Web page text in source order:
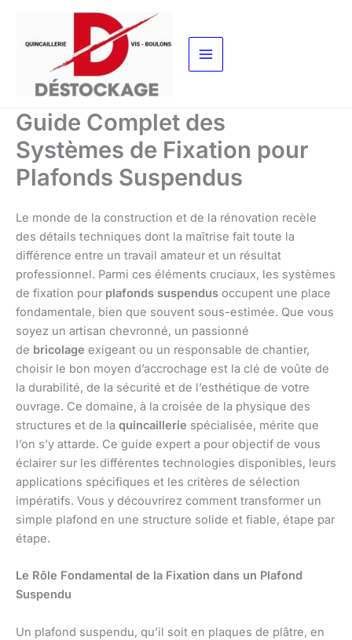
contenu
Guide Complet des
Systèmes de Fixation pour
Plafonds Suspendus
Le monde de la construction et de la rénovation recèle
des détails techniques dont la maîtrise fait toute la
différence entre un travail amateur et un résultat
professionnel. Parmi ces éléments cruciaux, les systèmes
de fixation pour plafonds suspendus occupent une place
fondamentale, bien que souvent sous-estimée. Que vous
soyez un artisan chevronné, un passionné
de bricolage exigeant ou un responsable de chantier,
choisir le bon moyen d’accrochage est la clé de voûte de
la durabilité, de la sécurité et de l’esthétique de votre
ouvrage. Ce domaine, à la croisée de la physique des
structures et de la quincaillerie spécialisée, mérite que
l’on s’y attarde. Ce guide expert a pour objectif de vous
éclairer sur les différentes technologies disponibles, leurs
applications spécifiques et les critères de sélection
impératifs. Vous y découvrirez comment transformer un
simple plafond en une structure solide et fiable, étape par
étape.
Le Rôle Fondamental de la Fixation dans un Plafond
Suspendu
Un plafond suspendu, qu’il soit en plaques de plâtre, en